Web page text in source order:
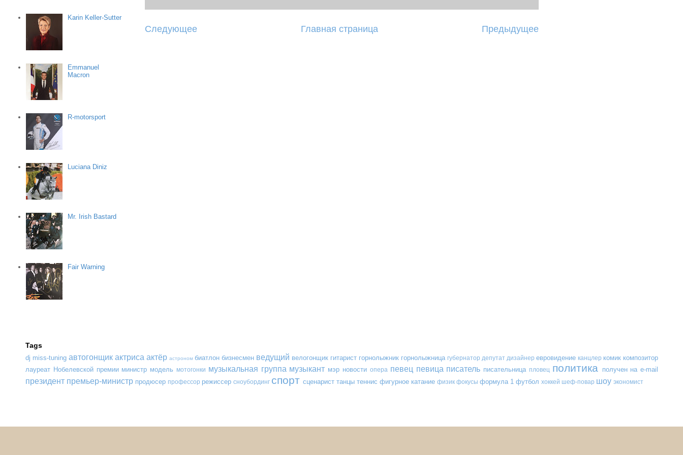
Следующее Предыдущее
Главная страница
Karin Keller-Sutter
Emmanuel
Macron
R-motorsport
Luciana Diniz
Mr. Irish Bastard
Fair Warning
Tags
dj miss-tuning автогонщик актриса актёр астроном биатлон бизнесмен ведущий велогонщик гитарист горнолыжник горнолыжница губернатор депутат дизайнер евровидение канцлер комик композитор
лауреат Нобелевской премии министр модель мотогонки музыкальная группа музыкант мэр новости опера певец певица писатель писательница пловец политика получен на e-mail
президент премьер-министр продюсер профессор режиссер сноубординг спорт сценарист танцы теннис фигурное катание физик фокусы формула 1 футбол хоккей шеф-повар шоу экономист